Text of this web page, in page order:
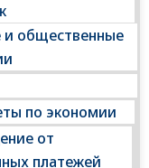
и общественные
по экономии
от
платежей